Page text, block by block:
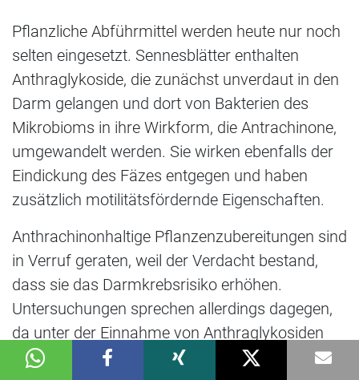
Pflanzliche Abführmittel werden heute nur noch
selten eingesetzt. Sennesblätter enthalten
Anthraglykoside, die zunächst unverdaut in den
Darm gelangen und dort von Bakterien des
Mikrobioms in ihre Wirkform, die Antrachinone,
umgewandelt werden. Sie wirken ebenfalls der
Eindickung des Fäzes entgegen und haben
zusätzlich motilitätsfördernde Eigenschaften.
Anthrachinonhaltige Pflanzenzubereitungen sind
in Verruf geraten, weil der Verdacht bestand,
dass sie das Darmkrebsrisiko erhöhen.
Untersuchungen sprechen allerdings dagegen,
da unter der Einnahme von Anthraglykosiden
kein erhöhtes Risiko für Dickdarmkrebs